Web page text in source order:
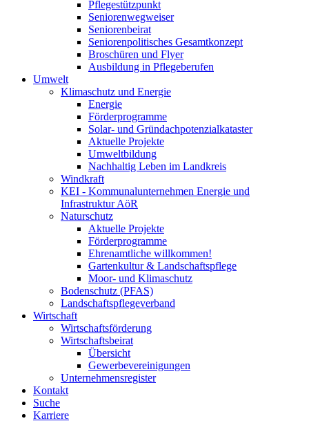
Pflegestützpunkt
Seniorenwegweiser
Seniorenbeirat
Seniorenpolitisches Gesamtkonzept
Broschüren und Flyer
Ausbildung in Pflegeberufen
Umwelt
Klimaschutz und Energie
Energie
Förderprogramme
Solar- und Gründachpotenzialkataster
Aktuelle Projekte
Umweltbildung
Nachhaltig Leben im Landkreis
Windkraft
KEI - Kommunalunternehmen Energie und
Infrastruktur AöR
Naturschutz
Aktuelle Projekte
Förderprogramme
Ehrenamtliche willkommen!
Gartenkultur & Landschaftspflege
Moor- und Klimaschutz
Bodenschutz (PFAS)
Landschaftspflegeverband
Wirtschaft
Wirtschaftsförderung
Wirtschaftsbeirat
Übersicht
Gewerbevereinigungen
Unternehmensregister
Kontakt
Suche
Karriere